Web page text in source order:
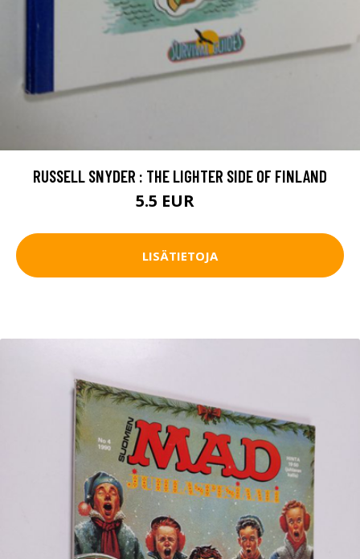
RUSSELL SNYDER : THE LIGHTER SIDE OF FINLAND
5.5 EUR
LISÄTIETOJA